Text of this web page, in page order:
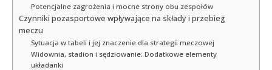
Potencjalne zagrożenia i mocne strony obu zespołów
Czynniki pozasportowe wpływające na składy i przebieg
meczu
Sytuacja w tabeli i jej znaczenie dla strategii meczowej
Widownia, stadion i sędziowanie: Dodatkowe elementy
układanki